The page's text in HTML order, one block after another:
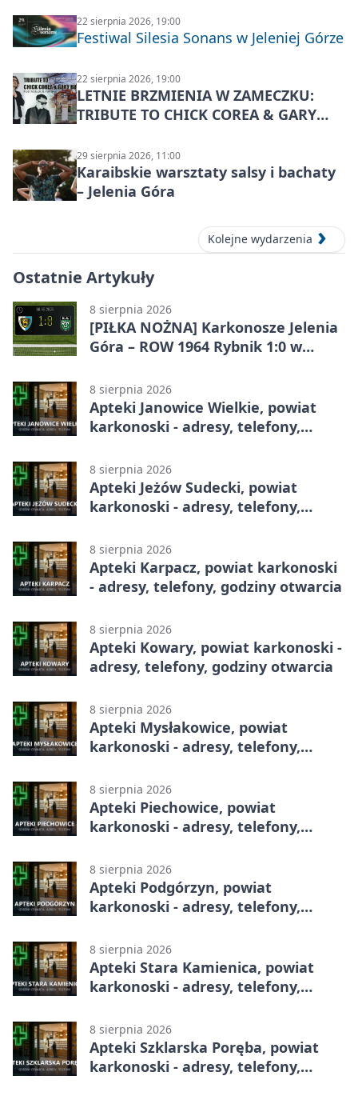
22 sierpnia 2026, 19:00
Festiwal Silesia Sonans w Jeleniej Górze
22 sierpnia 2026, 19:00
LETNIE BRZMIENIA W ZAMECZKU:
TRIBUTE TO CHICK COREA & GARY
29 sierpnia 2026, 11:00
Karaibskie warsztaty salsy i bachaty
– Jelenia Góra
Kolejne wydarzenia
Ostatnie Artykuły
8 sierpnia 2026
[PIŁKA NOŻNA] Karkonosze Jelenia
Góra – ROW 1964 Rybnik 1:0 w
8 sierpnia 2026
Apteki Janowice Wielkie, powiat
karkonoski - adresy, telefony,
8 sierpnia 2026
Apteki Jeżów Sudecki, powiat
karkonoski - adresy, telefony,
8 sierpnia 2026
Apteki Karpacz, powiat karkonoski
- adresy, telefony, godziny otwarcia
8 sierpnia 2026
Apteki Kowary, powiat karkonoski -
adresy, telefony, godziny otwarcia
8 sierpnia 2026
Apteki Mysłakowice, powiat
karkonoski - adresy, telefony,
8 sierpnia 2026
Apteki Piechowice, powiat
karkonoski - adresy, telefony,
8 sierpnia 2026
Apteki Podgórzyn, powiat
karkonoski - adresy, telefony,
8 sierpnia 2026
Apteki Stara Kamienica, powiat
karkonoski - adresy, telefony,
8 sierpnia 2026
Apteki Szklarska Poręba, powiat
karkonoski - adresy, telefony,